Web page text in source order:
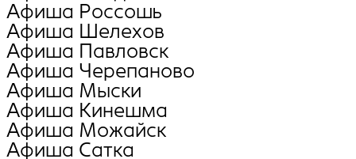
Афиша Россошь
Афиша Шелехов
Афиша Павловск
Афиша Черепаново
Афиша Мыски
Афиша Кинешма
Афиша Можайск
Афиша Сатка